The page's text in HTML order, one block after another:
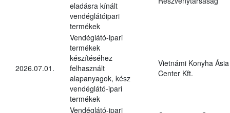
eladásra kínált
vendéglátóipari
termékek
2026.07.01.
Vendéglátó-ipari
termékek
készítéséhez
felhasznált
alapanyagok, kész
vendéglátó-ipari
termékek
Vietnámi Konyha Ásia
Center Kft.
Vendéglátó-ipari